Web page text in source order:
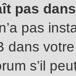
pas
pas
dans
s’il